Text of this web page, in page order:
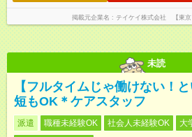
掲載元企業名 テイケイ株式会社 【東京
未読
【フルタイムじゃ働けない！
短もOK＊ケアスタッフ
派遣 職種未経験OK 社会人未経験OK 大